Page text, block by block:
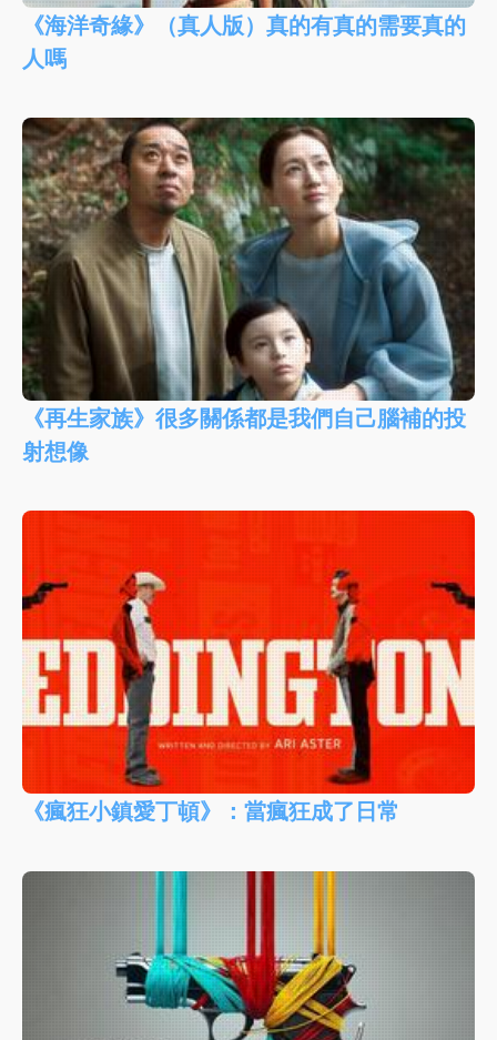
《海洋奇緣》（真人版）真的有真的需要真的
人嗎
《再生家族》很多關係都是我們自己腦補的投
射想像
《瘋狂小鎮愛丁頓》：當瘋狂成了日常